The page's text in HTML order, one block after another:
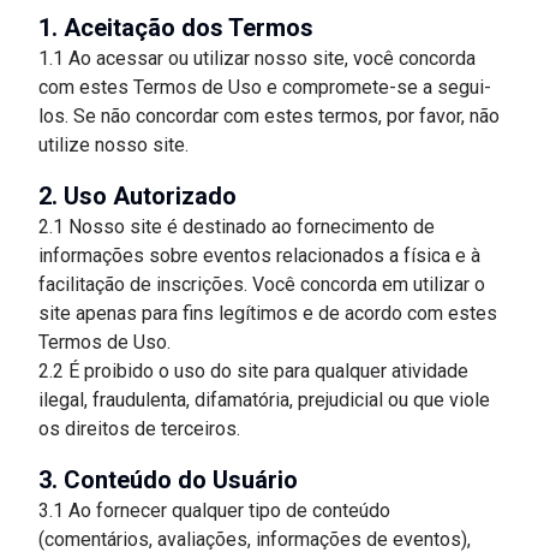
1. Aceitação dos Termos
1.1 Ao acessar ou utilizar nosso site, você concorda
com estes Termos de Uso e compromete-se a segui-
los. Se não concordar com estes termos, por favor, não
utilize nosso site.
2. Uso Autorizado
2.1 Nosso site é destinado ao fornecimento de
informações sobre eventos relacionados a física e à
facilitação de inscrições. Você concorda em utilizar o
site apenas para fins legítimos e de acordo com estes
Termos de Uso.
2.2 É proibido o uso do site para qualquer atividade
ilegal, fraudulenta, difamatória, prejudicial ou que viole
os direitos de terceiros.
3. Conteúdo do Usuário
3.1 Ao fornecer qualquer tipo de conteúdo
(comentários, avaliações, informações de eventos),